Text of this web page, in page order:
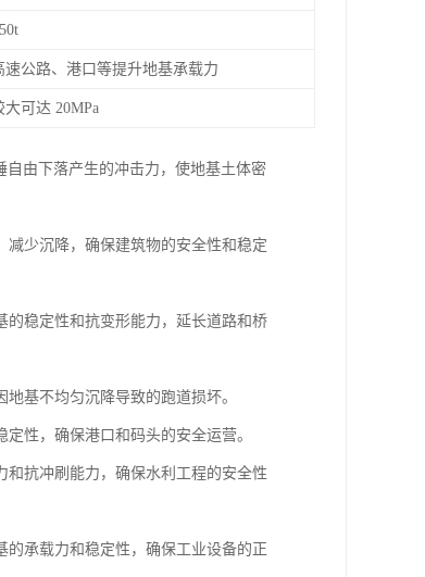
速公路、港口等提升地基承载力
大可达 20MPa
由下落产生的冲击力，使地基土体密
少沉降，确保建筑物的安全性和稳定
的稳定性和抗变形能力，延长道路和桥
基不均匀沉降导致的跑道损坏。
性，确保港口和码头的安全运营。
抗冲刷能力，确保水利工程的安全性
承载力和稳定性，确保工业设备的正